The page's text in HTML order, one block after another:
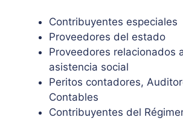
Contribuyentes especiales
Proveedores del estado
Proveedores relacionados
asistencia social
Peritos contadores,
Contables
Contribuyentes del